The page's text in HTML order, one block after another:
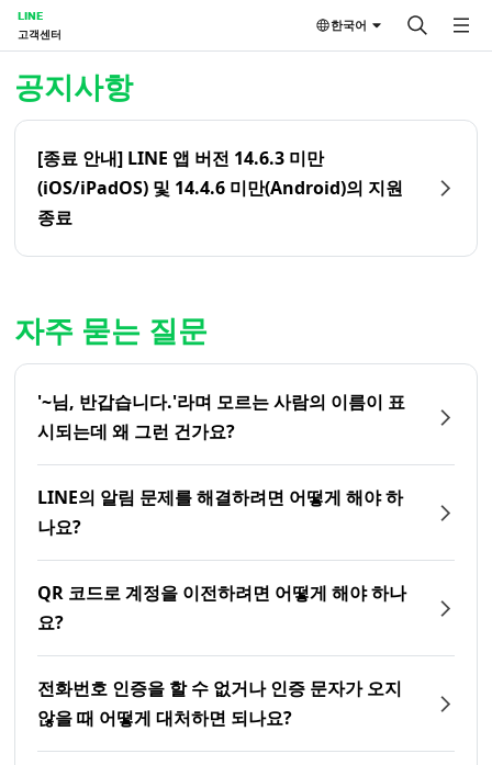
LINE
고객센터
한국어
공지사항
[종료 안내] LINE 앱 버전 14.6.3 미만
(iOS/iPadOS) 및 14.4.6 미만(Android)의 지원
종료
자주 묻는 질문
'~님, 반갑습니다.'라며 모르는 사람의 이름이 표
시되는데 왜 그런 건가요?
LINE의 알림 문제를 해결하려면 어떻게 해야 하
나요?
QR 코드로 계정을 이전하려면 어떻게 해야 하나
요?
전화번호 인증을 할 수 없거나 인증 문자가 오지
않을 때 어떻게 대처하면 되나요?